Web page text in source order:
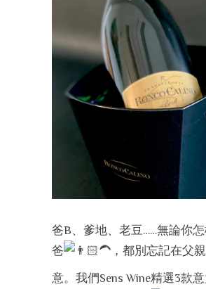
爸B、爹地、老豆……無論你
爸
，都別忘記在父
意。我們Sens Wine精選3款意